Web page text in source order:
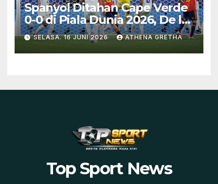
Spanyol Ditahan Cape Verde
0-0 di Piala Dunia 2026, De la
Fuente Soroti Kurangnya
Ketajaman
SELASA. 16 JUNI 2026 ATHENA GRETHA
Top Sport News